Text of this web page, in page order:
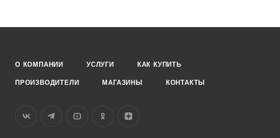
О КОМПАНИИ УСЛУГИ КАК КУПИТЬ
ПРОИЗВОДИТЕЛИ МАГАЗИНЫ КОНТАКТЫ